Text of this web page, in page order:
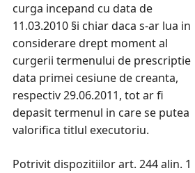
curga incepand cu data de
11.03.2010 §i chiar daca s-ar lua in
considerare drept moment al
curgerii termenului de prescriptie
data primei cesiune de creanta,
respectiv 29.06.2011, tot ar fi
depasit termenul in care se putea
valorifica titlul executoriu.
Potrivit dispozitiilor art. 244 alin. 1